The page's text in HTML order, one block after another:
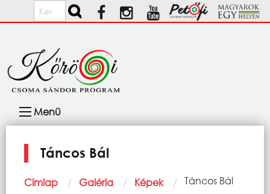
Ugrás a tartalomra
Keresés
navigáció
Menü
Táncos Bál
Morzsa
Címlap Galéria Képek Current:
Táncos Bál